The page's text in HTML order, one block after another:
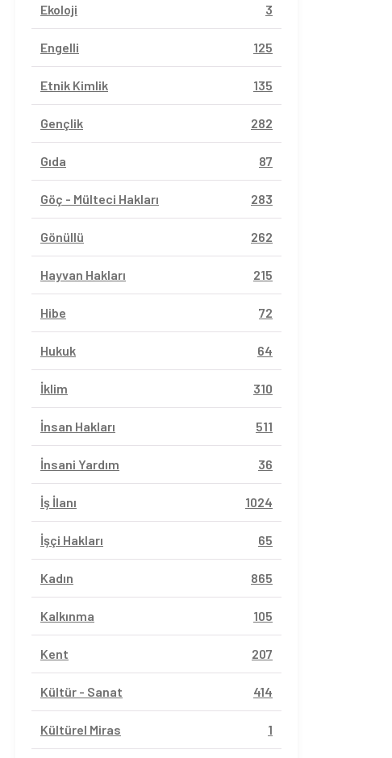
Ekoloji 3
Engelli 125
Etnik Kimlik 135
Gençlik 282
Gıda 87
Göç - Mülteci Hakları 283
Gönüllü 262
Hayvan Hakları 215
Hibe 72
Hukuk 64
İklim 310
İnsan Hakları 511
İnsani Yardım 36
İş İlanı 1024
İşçi Hakları 65
Kadın 865
Kalkınma 105
Kent 207
Kültür - Sanat 414
Kültürel Miras 1